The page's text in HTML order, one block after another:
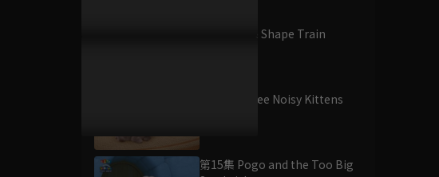
第13集 The Shape Train
第14集 Three Noisy Kittens
第15集 Pogo and the Too Big
車車方城市：拖車湯